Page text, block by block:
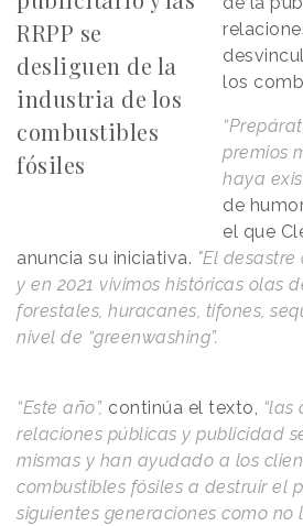
RRPP se
desliguen de la
industria de los
combustibles
fósiles
los
premios
haya
de
el que
anuncia su iniciativa. "El
y en 2021 vivimos históricas olas
forestales, huracanes, tifones,
nivel de “greenwashing”.
“Este año”, continúa el texto, “las
relaciones públicas y publicidad
mismas y han ayudado a los
combustibles fósiles a destruir el
siguientes generaciones como no